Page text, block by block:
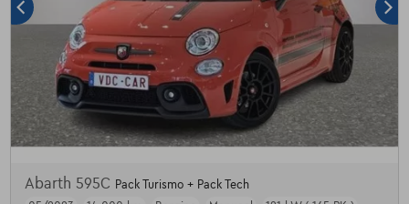
Abarth 595C Pack Turismo + Pack Tech